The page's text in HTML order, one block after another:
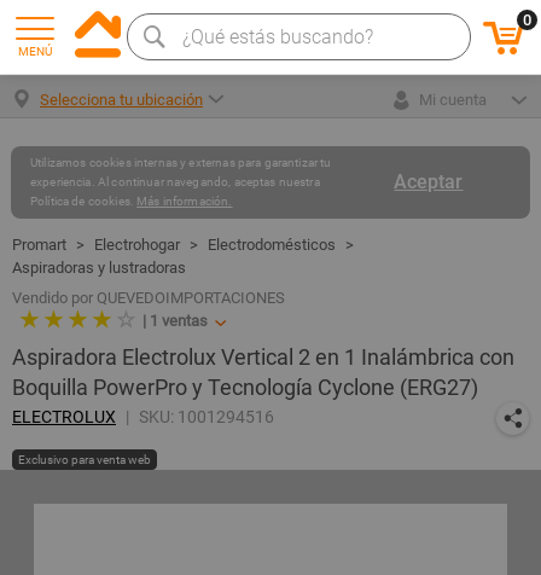
MENÚ
0
Selecciona tu ubicación Mi cuenta
Aceptar
Utilizamos cookies internas y externas para garantizar tu
experiencia. Al continuar navegando, aceptas nuestra
Política de cookies. Más información.
Electrohogar
Electrodomésticos
Aspiradoras y lustradoras
Vendido por QUEVEDOIMPORTACIONES
★ ★ ★ ★ ☆ | 1 ventas
Aspiradora Electrolux Vertical 2 en 1 Inalámbrica con
Boquilla PowerPro y Tecnología Cyclone (ERG27)
ELECTROLUX SKU: 1001294516
Exclusivo para venta web